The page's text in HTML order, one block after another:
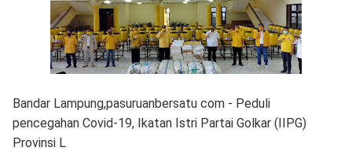
Bandar Lampung,pasuruanbersatu com - Peduli
pencegahan Covid-19, Ikatan Istri Partai Golkar (IIPG)
Provinsi L